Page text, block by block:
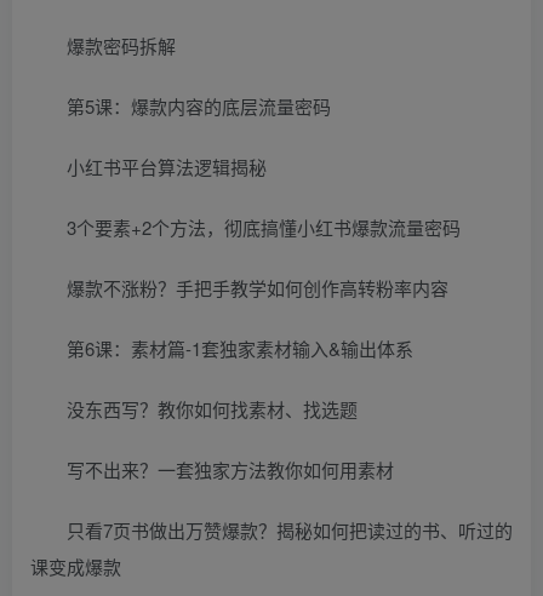
爆款密码拆解
第5课：爆款内容的底层流量密码
小红书平台算法逻辑揭秘
3个要素+2个方法，彻底搞懂小红书爆款流量密码
爆款不涨粉？手把手教学如何创作高转粉率内容
第6课：素材篇-1套独家素材输入&输出体系
没东西写？教你如何找素材、找选题
写不出来？一套独家方法教你如何用素材
只看7页书做出万赞爆款？揭秘如何把读过的书、听过的
课变成爆款